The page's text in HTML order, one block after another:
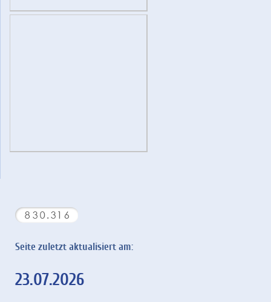
Seite zuletzt aktualisiert am:
23.07.2026